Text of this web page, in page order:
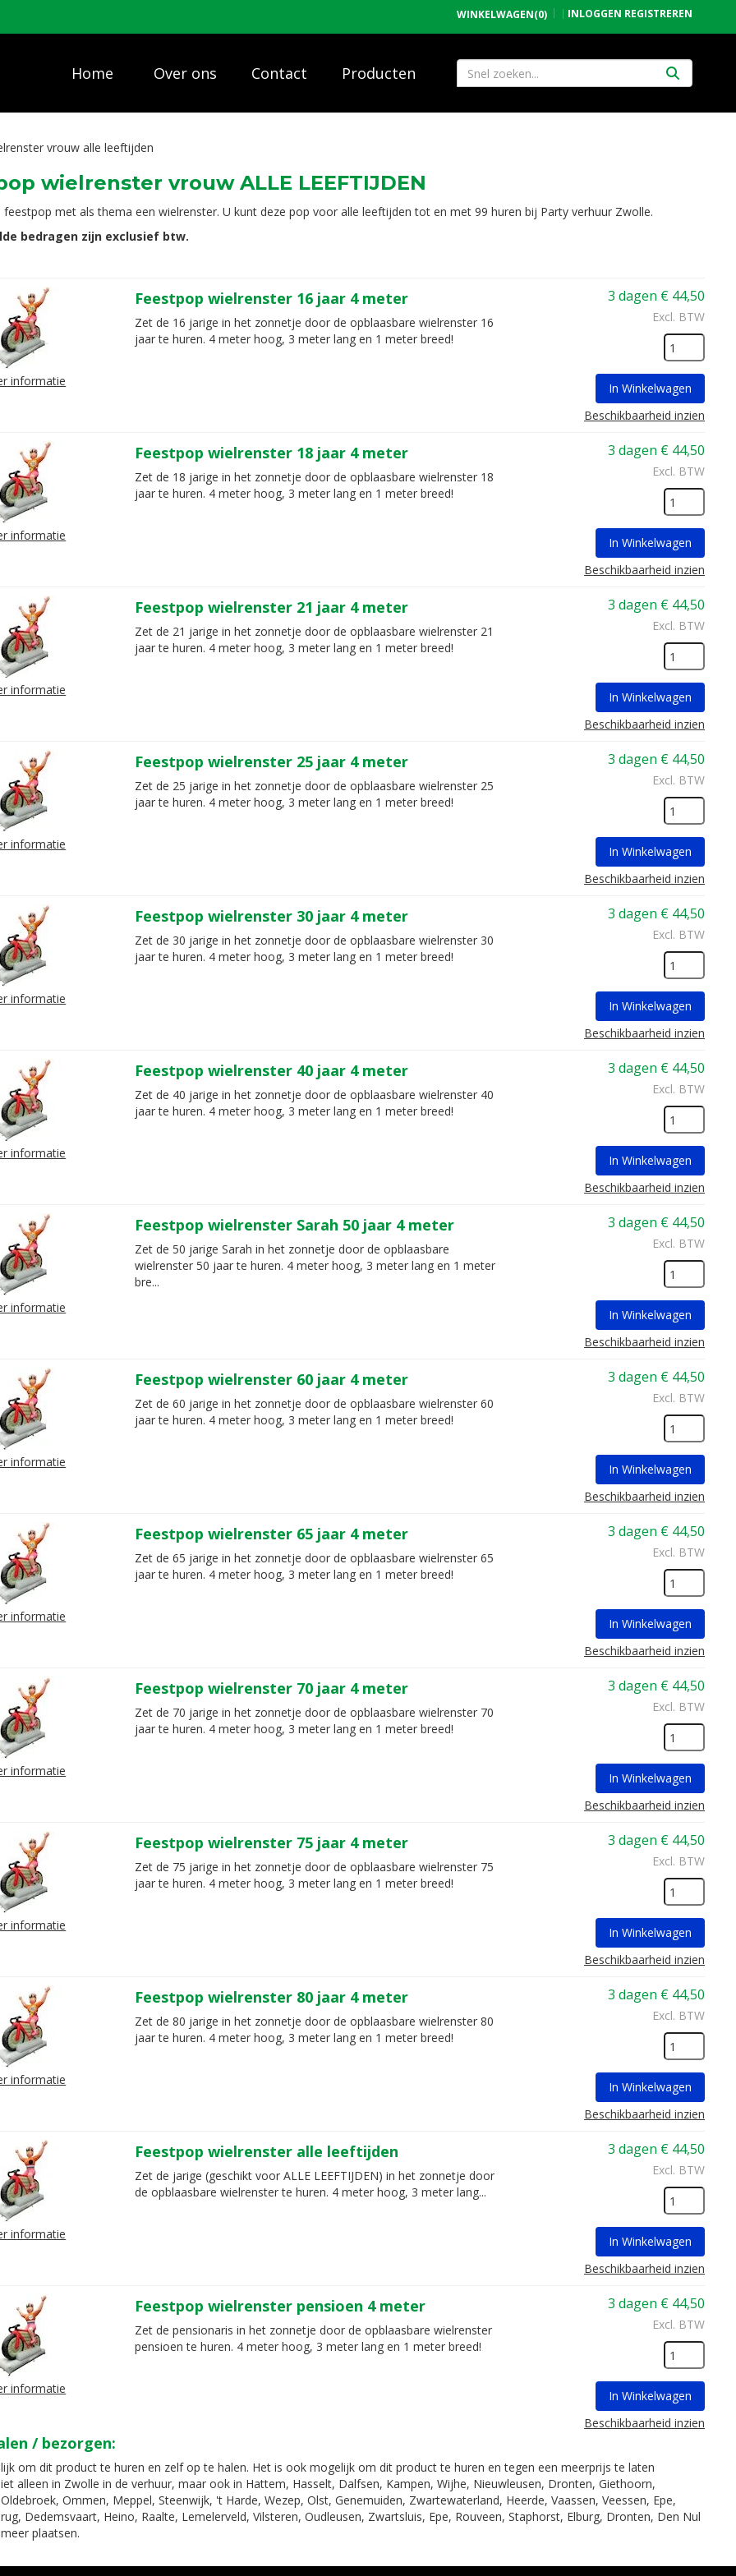
WINKELWAGEN(0) INLOGGEN REGISTREREN
Home Over ons Contact Producten
vrouw alle leeftijden
wielrenster vrouw ALLE LEEFTIJDEN
feestpop met als thema een wielrenster. U kunt deze pop voor alle leeftijden tot en met 99 huren bij Party verhuur Zwolle.
bedragen zijn exclusief btw.
informatie
3 dagen € 44,50
Excl. BTW
In Winkelwagen
Beschikbaarheid inzien
Feestpop wielrenster 16 jaar 4 meter
Zet de 16 jarige in het zonnetje door de opblaasbare wielrenster 16
jaar te huren. 4 meter hoog, 3 meter lang en 1 meter breed!
informatie
3 dagen € 44,50
Excl. BTW
In Winkelwagen
Beschikbaarheid inzien
Feestpop wielrenster 18 jaar 4 meter
Zet de 18 jarige in het zonnetje door de opblaasbare wielrenster 18
jaar te huren. 4 meter hoog, 3 meter lang en 1 meter breed!
informatie
3 dagen € 44,50
Excl. BTW
In Winkelwagen
Beschikbaarheid inzien
Feestpop wielrenster 21 jaar 4 meter
Zet de 21 jarige in het zonnetje door de opblaasbare wielrenster 21
jaar te huren. 4 meter hoog, 3 meter lang en 1 meter breed!
informatie
3 dagen € 44,50
Excl. BTW
In Winkelwagen
Beschikbaarheid inzien
Feestpop wielrenster 25 jaar 4 meter
Zet de 25 jarige in het zonnetje door de opblaasbare wielrenster 25
jaar te huren. 4 meter hoog, 3 meter lang en 1 meter breed!
informatie
3 dagen € 44,50
Excl. BTW
In Winkelwagen
Beschikbaarheid inzien
Feestpop wielrenster 30 jaar 4 meter
Zet de 30 jarige in het zonnetje door de opblaasbare wielrenster 30
jaar te huren. 4 meter hoog, 3 meter lang en 1 meter breed!
informatie
3 dagen € 44,50
Excl. BTW
In Winkelwagen
Beschikbaarheid inzien
Feestpop wielrenster 40 jaar 4 meter
Zet de 40 jarige in het zonnetje door de opblaasbare wielrenster 40
jaar te huren. 4 meter hoog, 3 meter lang en 1 meter breed!
informatie
3 dagen € 44,50
Excl. BTW
In Winkelwagen
Beschikbaarheid inzien
Feestpop wielrenster Sarah 50 jaar 4 meter
Zet de 50 jarige Sarah in het zonnetje door de opblaasbare
wielrenster 50 jaar te huren. 4 meter hoog, 3 meter lang en 1 meter
bre...
informatie
3 dagen € 44,50
Excl. BTW
In Winkelwagen
Beschikbaarheid inzien
Feestpop wielrenster 60 jaar 4 meter
Zet de 60 jarige in het zonnetje door de opblaasbare wielrenster 60
jaar te huren. 4 meter hoog, 3 meter lang en 1 meter breed!
informatie
3 dagen € 44,50
Excl. BTW
In Winkelwagen
Beschikbaarheid inzien
Feestpop wielrenster 65 jaar 4 meter
Zet de 65 jarige in het zonnetje door de opblaasbare wielrenster 65
jaar te huren. 4 meter hoog, 3 meter lang en 1 meter breed!
informatie
3 dagen € 44,50
Excl. BTW
In Winkelwagen
Beschikbaarheid inzien
Feestpop wielrenster 70 jaar 4 meter
Zet de 70 jarige in het zonnetje door de opblaasbare wielrenster 70
jaar te huren. 4 meter hoog, 3 meter lang en 1 meter breed!
informatie
3 dagen € 44,50
Excl. BTW
In Winkelwagen
Beschikbaarheid inzien
Feestpop wielrenster 75 jaar 4 meter
Zet de 75 jarige in het zonnetje door de opblaasbare wielrenster 75
jaar te huren. 4 meter hoog, 3 meter lang en 1 meter breed!
informatie
3 dagen € 44,50
Excl. BTW
In Winkelwagen
Beschikbaarheid inzien
Feestpop wielrenster 80 jaar 4 meter
Zet de 80 jarige in het zonnetje door de opblaasbare wielrenster 80
jaar te huren. 4 meter hoog, 3 meter lang en 1 meter breed!
informatie
3 dagen € 44,50
Excl. BTW
In Winkelwagen
Beschikbaarheid inzien
Feestpop wielrenster alle leeftijden
Zet de jarige (geschikt voor ALLE LEEFTIJDEN) in het zonnetje door
de opblaasbare wielrenster te huren. 4 meter hoog, 3 meter lang...
informatie
3 dagen € 44,50
Excl. BTW
In Winkelwagen
Beschikbaarheid inzien
Feestpop wielrenster pensioen 4 meter
Zet de pensionaris in het zonnetje door de opblaasbare wielrenster
pensioen te huren. 4 meter hoog, 3 meter lang en 1 meter breed!
/ bezorgen:
om dit product te huren en zelf op te halen. Het is ook mogelijk om dit product te huren en tegen een meerprijs te laten
alleen in Zwolle in de verhuur, maar ook in Hattem, Hasselt, Dalfsen, Kampen, Wijhe, Nieuwleusen, Dronten, Giethoorn,
Ommen, Meppel, Steenwijk, 't Harde, Wezep, Olst, Genemuiden, Zwartewaterland, Heerde, Vaassen, Veessen, Epe,
Dedemsvaart, Heino, Raalte, Lemelerveld, Vilsteren, Oudleusen, Zwartsluis, Epe, Rouveen, Staphorst, Elburg, Dronten, Den Nul
plaatsen.